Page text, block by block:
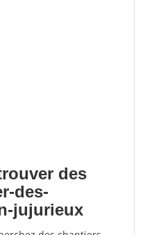
des
des-
jujurieux